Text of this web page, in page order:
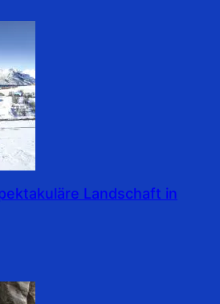
Landschaft in